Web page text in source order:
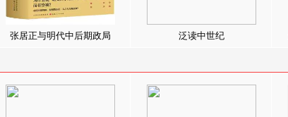
张居正与明代中后期政局 泛读中世纪